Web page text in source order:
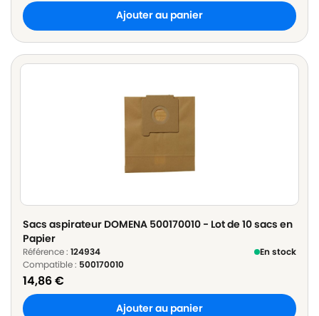
Ajouter au panier
Sacs aspirateur DOMENA 500170010 - Lot de 10 sacs en
Papier
Référence : 124934
En stock
Compatible : 500170010
14,86€
Ajouter au panier